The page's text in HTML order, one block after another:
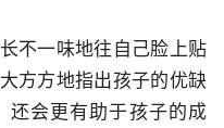
不一味地往自己脸上贴
方方地指出孩子的优缺
还会更有助于孩子的成